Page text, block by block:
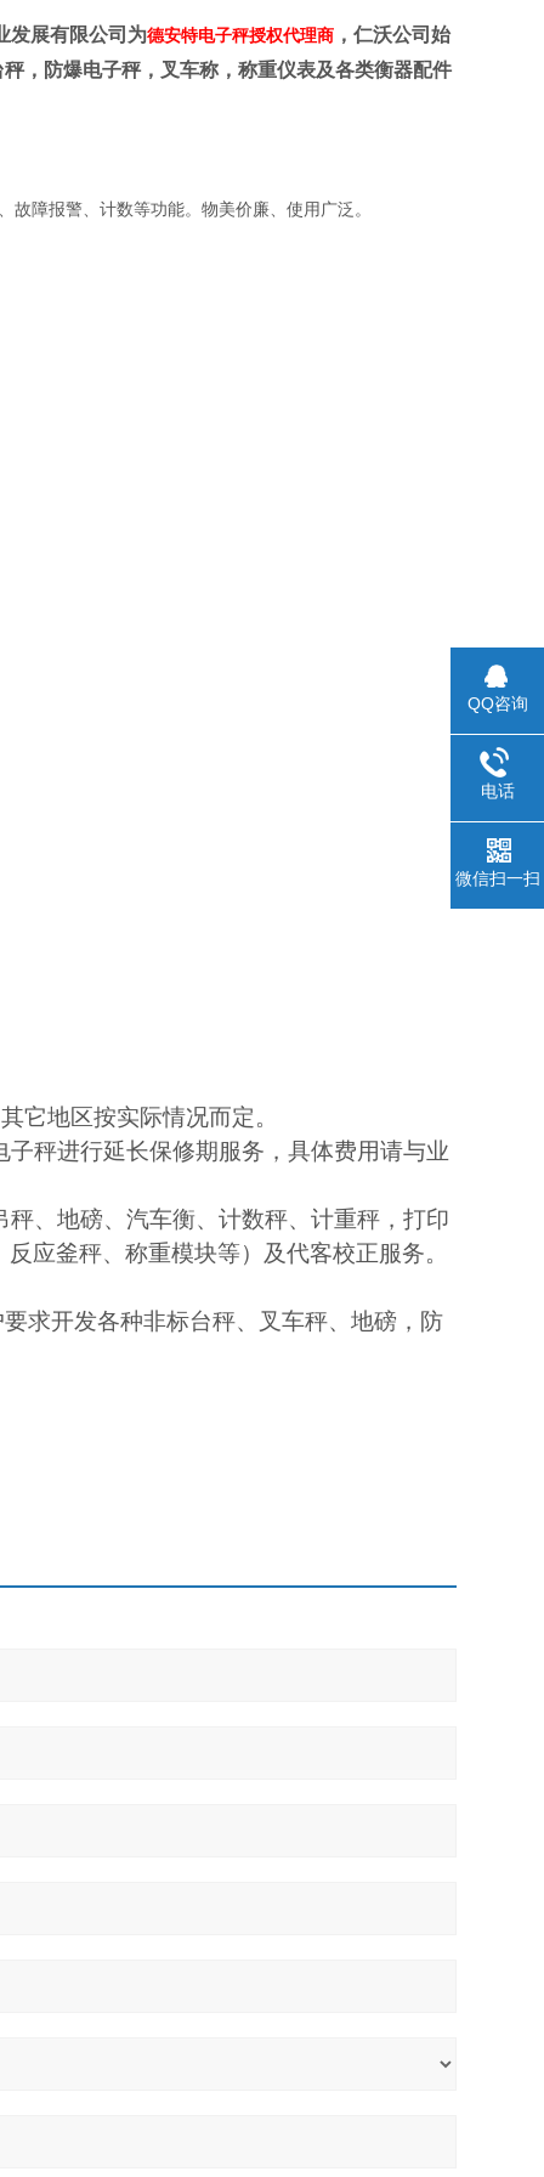
发展有限公司为德安特电子秤授权代理商 ，仁沃公司始
，防爆电子秤，叉车称， 称重仪表及各类衡器配件
障报警、计数等功能。物美价廉、使用广泛。
它地区按实际情况而定。
秤进行延长保修期服务，具体费用请与业
、地磅、汽车衡、计数秤、计重秤，打印
应釜秤、称重模块等）及代客校正服务。
求开发各种非标台秤、叉车秤、地磅，防
QQ咨询
电话
微信扫一扫